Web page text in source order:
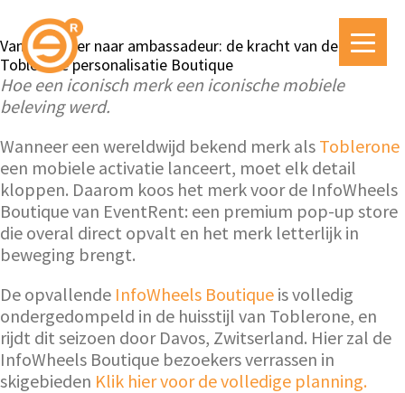
Van bezoeker naar ambassadeur: de kracht van de
Toblerone personalisatie Boutique
Hoe een iconisch merk een iconische mobiele
beleving werd.
Wanneer een wereldwijd bekend merk als Toblerone
een mobiele activatie lanceert, moet elk detail
kloppen. Daarom koos het merk voor de InfoWheels
Boutique van EventRent: een premium pop-up store
die overal direct opvalt en het merk letterlijk in
beweging brengt.
De opvallende InfoWheels Boutique is volledig
ondergedompeld in de huisstijl van Toblerone, en
rijdt dit seizoen door Davos, Zwitserland. Hier zal de
InfoWheels Boutique bezoekers verrassen in
skigebieden Klik hier voor de volledige planning.